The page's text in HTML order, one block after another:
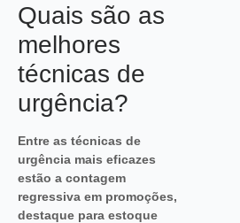
Quais são as
melhores
técnicas de
urgência?
Entre as técnicas de
urgência mais eficazes
estão a contagem
regressiva em promoções,
destaque para estoque